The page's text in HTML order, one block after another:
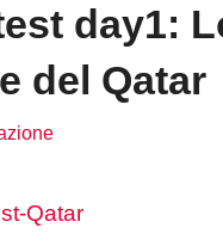
day1:
del Qatar